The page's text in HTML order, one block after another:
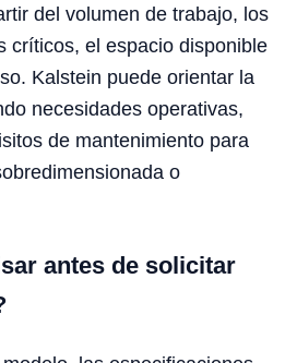
del volumen de trabajo, los
críticos, el espacio disponible
Kalstein puede orientar la
necesidades operativas,
de mantenimiento para
o
antes de solicitar